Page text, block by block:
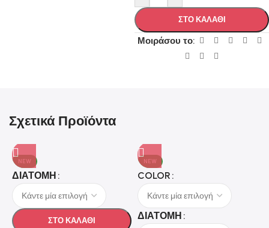
ΣΤΟ ΚΑΛΑΘΙ
Μοιράσου το:
Σχετικά Προϊόντα
NEW
ΔΙΑΤΟΜΗ
ΣΤΟ ΚΑΛΑΘΙ
NEW
COLOR
ΔΙΑΤΟΜΗ